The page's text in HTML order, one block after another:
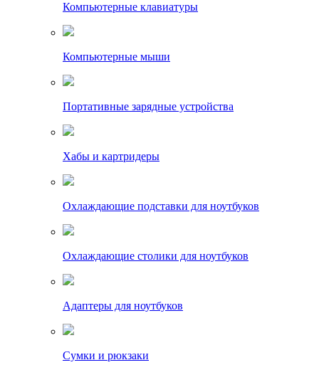
Компьютерные клавиатуры
Компьютерные мыши
Портативные зарядные устройства
Хабы и картридеры
Охлаждающие подставки для ноутбуков
Охлаждающие столики для ноутбуков
Адаптеры для ноутбуков
Сумки и рюкзаки